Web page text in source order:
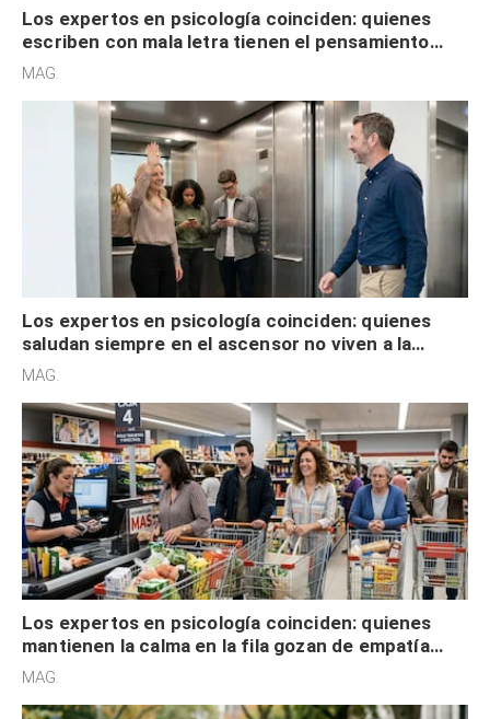
Los expertos en psicología coinciden: quienes
escriben con mala letra tienen el pensamiento
acelerado y no lo hacen por desinterés
MAG.
Los expertos en psicología coinciden: quienes
saludan siempre en el ascensor no viven a la
defensiva y tienen apertura social
MAG.
Los expertos en psicología coinciden: quienes
mantienen la calma en la fila gozan de empatía
cognitiva, gratitud y no solo tienen autocontrol
MAG.